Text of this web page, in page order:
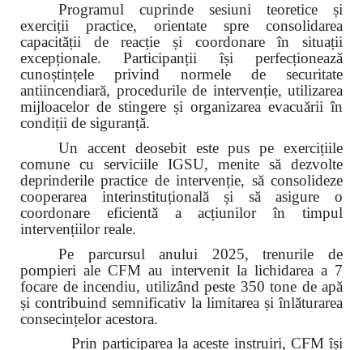
Programul cuprinde sesiuni teoretice și
exerciții practice, orientate spre consolidarea
capacității de reacție și coordonare în situații
excepționale. Participanții își perfecționează
cunoștințele privind normele de securitate
antiincendiară, procedurile de intervenție, utilizarea
mijloacelor de stingere și organizarea evacuării în
condiții de siguranță.
Un accent deosebit este pus pe exercițiile
comune cu serviciile IGSU, menite să dezvolte
deprinderile practice de intervenție, să consolideze
cooperarea interinstituțională și să asigure o
coordonare eficientă a acțiunilor în timpul
intervențiilor reale.
Pe parcursul anului 2025, trenurile de
pompieri ale CFM au intervenit la lichidarea a 7
focare de incendiu, utilizând peste 350 tone de apă
și contribuind semnificativ la limitarea și înlăturarea
consecințelor acestora.
Prin participarea la aceste instruiri, CFM își